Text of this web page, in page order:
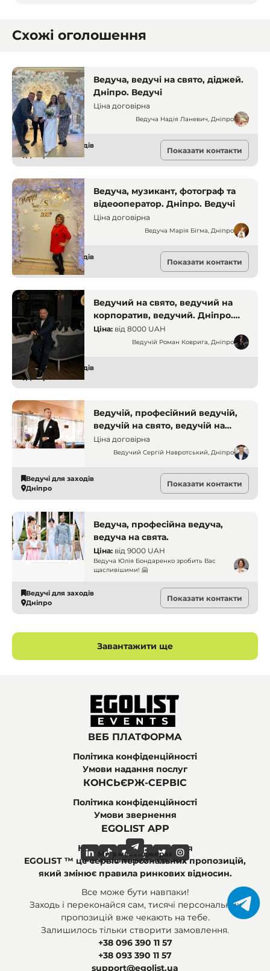
Схожі оголошення
Ведуча, ведучі на свято, діджей.
Дніпро. Ведучі
Ціна договірна
Ведуча Надія Ланевич, Дніпро
Ведучі для заходів
Дніпро
Показати контакти
Ведуча, музикант, фотограф та
відеооператор. Дніпро. Ведучі
Ціна договірна
Ведуча Марія Бігма, Дніпро
Ведучі для заходів
Дніпро
Показати контакти
Ведучий на свято, ведучий на
корпоратив, ведучий. Дніпро.
Ведучі
Ціна: від 8000 UAH
Ведучій Роман Коврига, Дніпро
Ведучі для заходів
Дніпро
Ведучій, професійний ведучій,
ведучій на свято, ведучій на
корпоратив. Дніпро. Ведучі
Ціна договірна
Ведучий Сергій Навротський, Дніпро
Ведучі для заходів
Дніпро
Показати контакти
Ведуча, професійна ведуча,
ведуча на свята.
Ціна: від 9000 UAH
Ведуча Юлія Бондаренко зробить Вас
щасливішими! 🤗
Ведучі для заходів
Дніпро
Показати контакти
Завантажити ще
ВЕБ ПЛАТФОРМА
Політика конфіденційності
Умови надання послуг
КОНСЬЄРЖ-СЕРВІС
Політика конфіденційності
Умови звернення
EGOLIST APP
Найпоширеніші питання
Ми в соціальних мережах
Ми в месенджерах
EGOLIST ™ це сервіс персональних пропозицій,
який змінює правила ринкових відносин.
Все може бути навпаки!
Заходь і переконайся сам, тисячі персональних
пропозицій вже чекають на тебе.
Залишилось тільки створити замовлення.
+38 096 390 11 57
+38 093 390 11 57
support@egolist.ua